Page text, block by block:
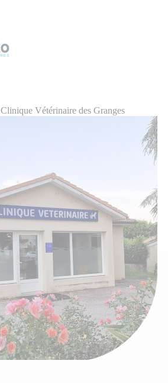
Clinique Vétérinaire des Granges